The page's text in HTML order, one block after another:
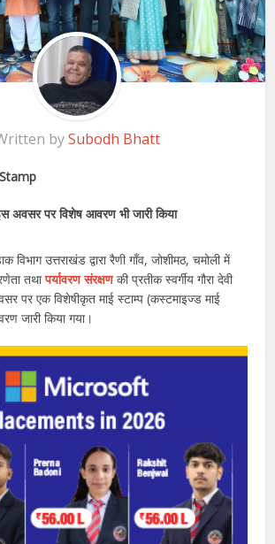
bySubodh Bhatt
अवसर पर विशेष आवरण भी जारी किया
विभाग उत्तराखंड द्वारा रैणी गाँव, जोशीमठ, चमोली में
तथापर्यावरण संरक्षणकी प्रतीक स्वर्गीय गौरा देवी
पर एक विशेषीकृत माई स्टाम्प (कस्टमाइज्ड माई
जारी किया गया।